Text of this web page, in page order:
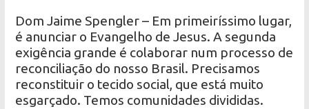
Dom Jaime Spengler – Em primeiríssimo lugar,
é anunciar o Evangelho de Jesus. A segunda
exigência grande é colaborar num processo de
reconciliação do nosso Brasil. Precisamos
reconstituir o tecido social, que está muito
esgarçado. Temos comunidades divididas.